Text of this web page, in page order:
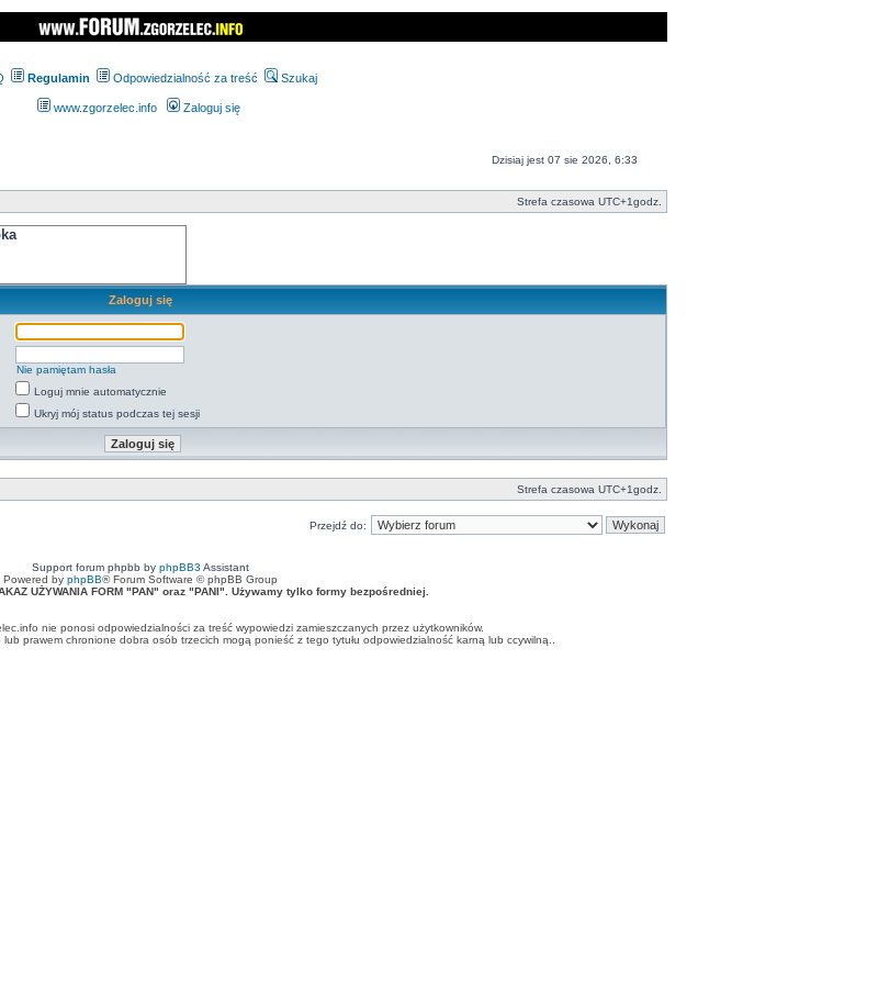
Regulamin Odpowiedzialność za treść Szukaj
www.zgorzelec.info Zaloguj się
Dzisiaj jest 07 sie 2026, 6:33
Strefa czasowa UTC+1godz.
Zaloguj się
Nie pamiętam hasła
Loguj mnie automatycznie
Ukryj mój status podczas tej sesji
Strefa czasowa UTC+1godz.
Przejdź do:
Support forum phpbb by phpBB3 Assistant
Powered by phpBB® Forum Software © phpBB Group
UŻYWANIA FORM "PAN" oraz "PANI". Używamy tylko formy bezpośredniej.
nie ponosi odpowiedzialności za treść wypowiedzi zamieszczanych przez użytkowników.
prawem chronione dobra osób trzecich mogą ponieść z tego tytułu odpowiedzialność karną lub ccywilną..